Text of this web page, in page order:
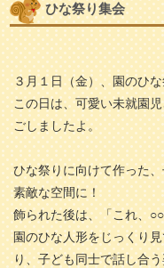
ひな祭り集会
３月１日（金）、園のひ
この日は、可愛い未就園
ごしましたよ。
ひな祭りに向けて作った
素敵な空間に！
飾られた後は、「これ、
園のひな人形をじっくり
り、子ども同士で話し合